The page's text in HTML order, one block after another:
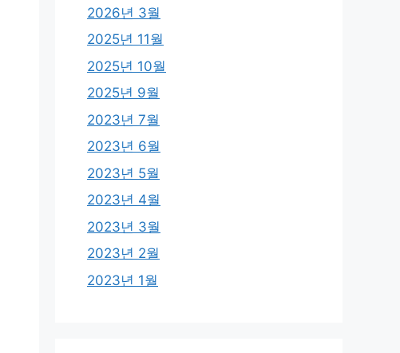
2026년 3월
2025년 11월
2025년 10월
2025년 9월
2023년 7월
2023년 6월
2023년 5월
2023년 4월
2023년 3월
2023년 2월
2023년 1월